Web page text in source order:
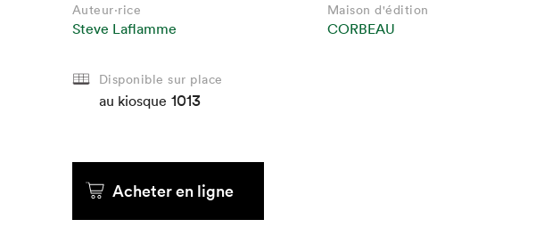
Auteur·rice
Steve Laflamme
Maison d'édition
CORBEAU
Disponible sur place
au kiosque 1013
Acheter en ligne